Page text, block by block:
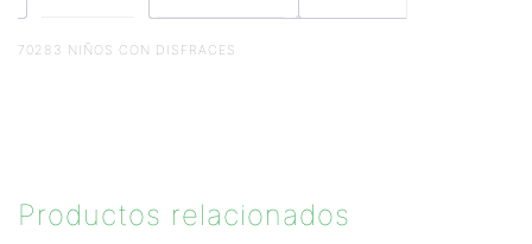
70283 NIÑOS CON DISFRACES
Productos relacionados